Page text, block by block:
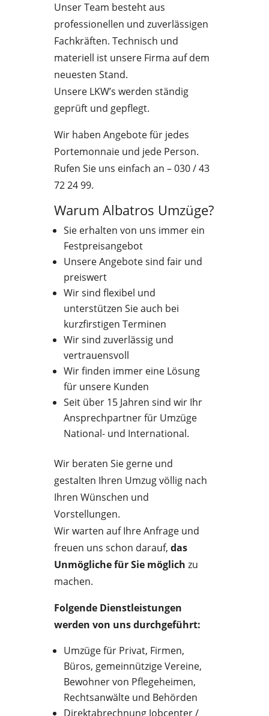
Unser Team besteht aus
professionellen und zuverlässigen
Fachkräften. Technisch und
materiell ist unsere Firma auf dem
neuesten Stand.
Unsere LKW’s werden ständig
geprüft und gepflegt.
Wir haben Angebote für jedes
Portemonnaie und jede Person.
Rufen Sie uns einfach an – 030 / 43
72 24 99.
Warum Albatros Umzüge?
Sie erhalten von uns immer ein
Festpreisangebot
Unsere Angebote sind fair und
preiswert
Wir sind flexibel und
unterstützen Sie auch bei
kurzfirstigen Terminen
Wir sind zuverlässig und
vertrauensvoll
Wir finden immer eine Lösung
für unsere Kunden
Seit über 15 Jahren sind wir Ihr
Ansprechpartner für Umzüge
National- und International.
Wir beraten Sie gerne und
gestalten Ihren Umzug völlig nach
Ihren Wünschen und
Vorstellungen.
Wir warten auf Ihre Anfrage und
freuen uns schon darauf, das
Unmögliche für Sie möglich zu
machen.
Folgende Dienstleistungen
werden von uns durchgeführt:
Umzüge für Privat, Firmen,
Büros, gemeinnützige Vereine,
Bewohner von Pflegeheimen,
Rechtsanwälte und Behörden
Direktabrechnung Jobcenter /